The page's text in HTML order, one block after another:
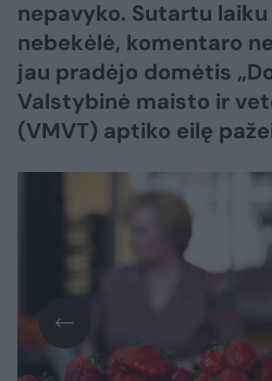
nepavyko. Sutartu
nebekėlė, komentaro
jau pradėjo domėtis
Valstybinė maisto ir
(VMVT) aptiko eilę